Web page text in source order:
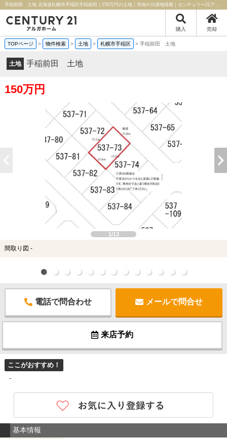
手稲前田 土地 北海道札幌市手稲区手稲前田｜150万円の土地｜売地や分譲地情報｜センチュリー21アルガホーム
購入 売却
TOPページ > 物件検索 > 土地 > 札幌市手稲区 > 手稲前田 土地
土地 手稲前田 土地
150万円
1/13
間取り図 -
電話で問合わせ メールで問合せ
来店予約
ここがおすすめ！
-
基本情報